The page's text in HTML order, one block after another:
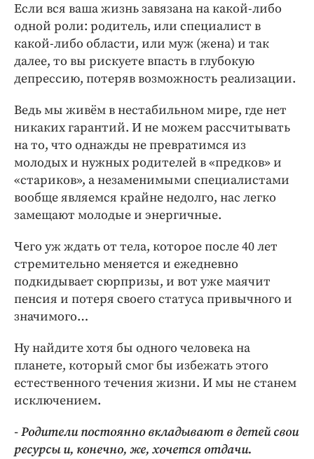
Если вся ваша жизнь завязана на какой-либо
одной роли: родитель, или специалист в
какой-либо области, или муж (жена) и так
далее, то вы рискуете впасть в глубокую
депрессию, потеряв возможность реализации.
Ведь мы живём в нестабильном мире, где нет
никаких гарантий. И не можем рассчитывать
на то, что однажды не превратимся из
молодых и нужных родителей в «предков» и
«стариков», а незаменимыми специалистами
вообще являемся крайне недолго, нас легко
замещают молодые и энергичные.
Чего уж ждать от тела, которое после 40 лет
стремительно меняется и ежедневно
подкидывает сюрпризы, и вот уже маячит
пенсия и потеря своего статуса привычного и
значимого…
Ну найдите хотя бы одного человека на
планете, который смог бы избежать этого
естественного течения жизни. И мы не станем
исключением.
- Родители постоянно вкладывают в детей свои
ресурсы и, конечно, же, хочется отдачи.